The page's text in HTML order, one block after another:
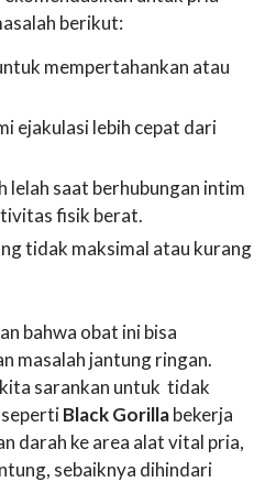
berikut:
mempertahankan atau
ejakulasi lebih cepat dari
lelah saat berhubungan intim
fisik berat.
tidak maksimal atau kurang
bahwa obat ini bisa
masalah jantung ringan.
sarankan untuk tidak
Black Gorillabekerja
darah ke area alat vital pria,
sebaiknya dihindari